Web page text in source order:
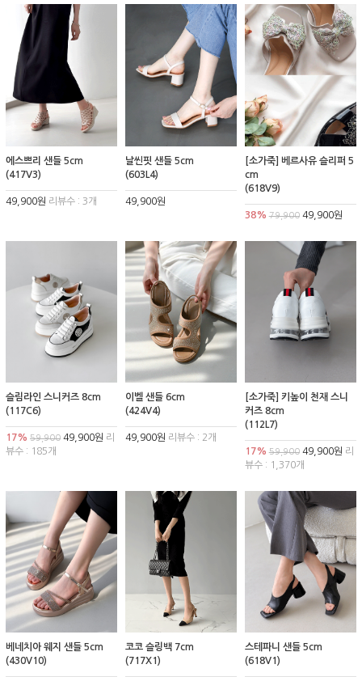
에스쁘리 샌들 5cm
(417V3)
49,900원 리뷰수 : 3개
날씬핏 샌들 5cm
(603L4)
49,900원
[소가죽] 베르사유 슬리퍼 5
cm
(618V9)
38% 79,90049,900원
슬림라인 스니커즈 8cm
(117C6)
17% 59,900 49,900원 리
뷰수 : 185개
이벨 샌들 6cm
(424V4)
49,900원 리뷰수 : 2개
[소가죽] 키높이 천재 스니
커즈 8cm
(112L7)
17% 59,90049,900원 리
뷰수 : 1,370개
베네치아 웨지 샌들 5cm
(430V10)
코코 슬링백 7cm
(717X1)
스테파니 샌들 5cm
(618V1)